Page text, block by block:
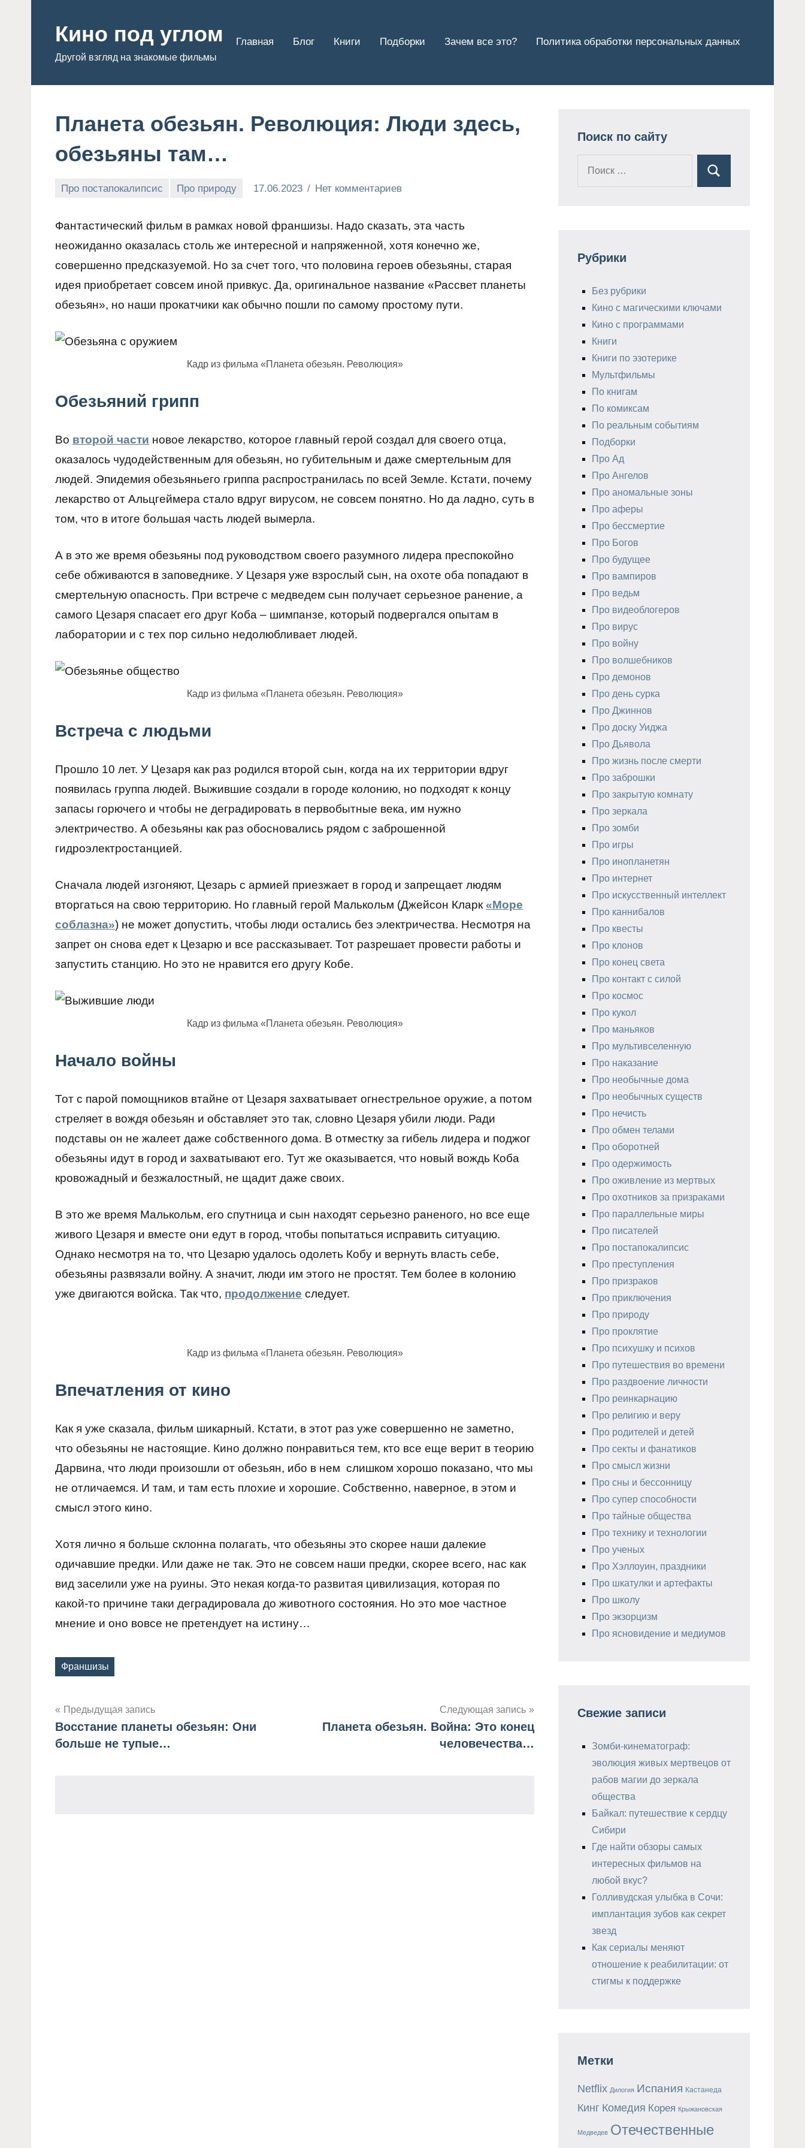
содержимому
Кино под углом
Другой взгляд на знакомые фильмы
Главная Блог Книги Подборки Зачем все это? Политика обработки персональных данных
Планета обезьян. Революция: Люди здесь,
обезьяны там…
Про постапокалипсис Про природу 17.06.2023
Admin
Нет комментариев
Фантастический фильм в рамках новой франшизы. Надо сказать, эта часть
неожиданно оказалась столь же интересной и напряженной, хотя конечно же,
совершенно предсказуемой. Но за счет того, что половина героев обезьяны, старая
идея приобретает совсем иной привкус. Да, оригинальное название «Рассвет планеты
обезьян», но наши прокатчики как обычно пошли по самому простому пути.
Кадр из фильма «Планета обезьян. Революция»
Обезьяний грипп
Во второй части новое лекарство, которое главный герой создал для своего отца,
оказалось чудодейственным для обезьян, но губительным и даже смертельным для
людей. Эпидемия обезьяньего гриппа распространилась по всей Земле. Кстати, почему
лекарство от Альцгеймера стало вдруг вирусом, не совсем понятно. Но да ладно, суть в
том, что в итоге большая часть людей вымерла.
А в это же время обезьяны под руководством своего разумного лидера преспокойно
себе обживаются в заповеднике. У Цезаря уже взрослый сын, на охоте оба попадают в
смертельную опасность. При встрече с медведем сын получает серьезное ранение, а
самого Цезаря спасает его друг Коба – шимпанзе, который подвергался опытам в
лаборатории и с тех пор сильно недолюбливает людей.
Кадр из фильма «Планета обезьян. Революция»
Встреча с людьми
Прошло 10 лет. У Цезаря как раз родился второй сын, когда на их территории вдруг
появилась группа людей. Выжившие создали в городе колонию, но подходят к концу
запасы горючего и чтобы не деградировать в первобытные века, им нужно
электричество. А обезьяны как раз обосновались рядом с заброшенной
гидроэлектростанцией.
Сначала людей изгоняют, Цезарь с армией приезжает в город и запрещает людям
вторгаться на свою территорию. Но главный герой Малькольм (Джейсон Кларк «Море
соблазна») не может допустить, чтобы люди остались без электричества. Несмотря на
запрет он снова едет к Цезарю и все рассказывает. Тот разрешает провести работы и
запустить станцию. Но это не нравится его другу Кобе.
Кадр из фильма «Планета обезьян. Революция»
Начало войны
Тот с парой помощников втайне от Цезаря захватывает огнестрельное оружие, а потом
стреляет в вождя обезьян и обставляет это так, словно Цезаря убили люди. Ради
подставы он не жалеет даже собственного дома. В отместку за гибель лидера и поджог
обезьяны идут в город и захватывают его. Тут же оказывается, что новый вождь Коба
кровожадный и безжалостный, не щадит даже своих.
В это же время Малькольм, его спутница и сын находят серьезно раненого, но все еще
живого Цезаря и вместе они едут в город, чтобы попытаться исправить ситуацию.
Однако несмотря на то, что Цезарю удалось одолеть Кобу и вернуть власть себе,
обезьяны развязали войну. А значит, люди им этого не простят. Тем более в колонию
уже двигаются войска. Так что, продолжение следует.
Кадр из фильма «Планета обезьян. Революция»
Впечатления от кино
Как я уже сказала, фильм шикарный. Кстати, в этот раз уже совершенно не заметно,
что обезьяны не настоящие. Кино должно понравиться тем, кто все еще верит в теорию
Дарвина, что люди произошли от обезьян, ибо в нем слишком хорошо показано, что мы
не отличаемся. И там, и там есть плохие и хорошие. Собственно, наверное, в этом и
смысл этого кино.
Хотя лично я больше склонна полагать, что обезьяны это скорее наши далекие
одичавшие предки. Или даже не так. Это не совсем наши предки, скорее всего, нас как
вид заселили уже на руины. Это некая когда-то развитая цивилизация, которая по
какой-то причине таки деградировала до животного состояния. Но это мое частное
мнение и оно вовсе не претендует на истину…
Метки
Франшизы
Навигация
по
Предыдущая запись
Восстание планеты обезьян: Они
больше не тупые…
Следующая запись
Планета обезьян. Война: Это конец
человечества…
Поиск по сайту
Поиск
Рубрики
Без рубрики
Кино с магическими ключами
Кино с программами
Книги
Книги по эзотерике
Мультфильмы
По книгам
По комиксам
По реальным событиям
Подборки
Про Ад
Про Ангелов
Про аномальные зоны
Про аферы
Про бессмертие
Про Богов
Про будущее
Про вампиров
Про ведьм
Про видеоблогеров
Про вирус
Про войну
Про волшебников
Про демонов
Про день сурка
Про Джиннов
Про доску Уиджа
Про Дьявола
Про жизнь после смерти
Про заброшки
Про закрытую комнату
Про зеркала
Про зомби
Про игры
Про инопланетян
Про интернет
Про искусственный интеллект
Про каннибалов
Про квесты
Про клонов
Про конец света
Про контакт с силой
Про космос
Про кукол
Про маньяков
Про мультивселенную
Про наказание
Про необычные дома
Про необычных существ
Про нечисть
Про обмен телами
Про оборотней
Про одержимость
Про оживление из мертвых
Про охотников за призраками
Про параллельные миры
Про писателей
Про постапокалипсис
Про преступления
Про призраков
Про приключения
Про природу
Про проклятие
Про психушку и психов
Про путешествия во времени
Про раздвоение личности
Про реинкарнацию
Про религию и веру
Про родителей и детей
Про секты и фанатиков
Про смысл жизни
Про сны и бессонницу
Про супер способности
Про тайные общества
Про технику и технологии
Про ученых
Про Хэллоуин, праздники
Про шкатулки и артефакты
Про школу
Про экзорцизм
Про ясновидение и медиумов
Свежие записи
Зомби-кинематограф:
эволюция живых мертвецов от
рабов магии до зеркала
общества
Байкал: путешествие к сердцу
Сибири
Где найти обзоры самых
интересных фильмов на
любой вкус?
Голливудская улыбка в Сочи:
имплантация зубов как секрет
звезд
Как сериалы меняют
отношение к реабилитации: от
стигмы к поддержке
Метки
Netflix Дилогия Испания Кастанеда
Кинг Комедия Корея Крыжановская
Медведев Отечественные